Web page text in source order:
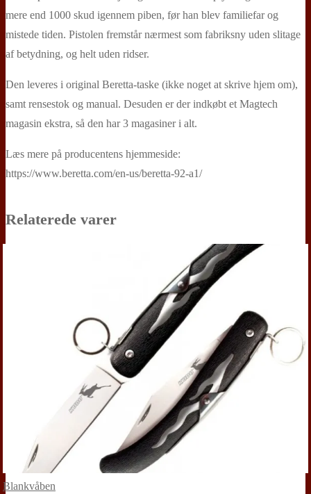
mere end 1000 skud igennem piben, før han blev familiefar og
mistede tiden. Pistolen fremstår nærmest som fabriksny uden slitage
af betydning, og helt uden ridser.
Den leveres i original Beretta-taske (ikke noget at skrive hjem om),
samt rensestok og manual. Desuden er der indkøbt et Magtech
magasin ekstra, så den har 3 magasiner i alt.
Læs mere på producentens hjemmeside:
https://www.beretta.com/en-us/beretta-92-a1/
Relaterede varer
Blankvåben